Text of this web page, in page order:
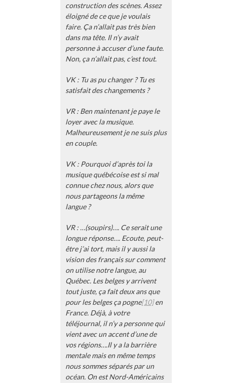
construction des scènes. Assez
éloigné de ce que je voulais
faire. Ça n’allait pas très bien
dans ma tête. Il n’y avait
personne à accuser d’une faute.
Non, ça n’allait pas, c’est tout.
VK : Tu as pu changer ? Tu es
satisfait des changements ?
VR : Ben maintenant je paye le
loyer avec la musique.
Malheureusement je ne suis plus
en couple.
VK : Pourquoi d’après toi la
musique québécoise est si mal
connue chez nous, alors que
nous partageons la même
langue ?
VR : …(soupirs)…. Ce serait une
longue réponse…. Ecoute, peut-
être j’ai tort, mais il y aussi la
vision des français sur comment
on utilise notre langue, au
Québec. Les belges y arrivent
tout juste, ça fait deux ans que
pour les belges ça pogne[10]en
France. Déjà, à votre
téléjournal, il n’y a personne qui
vient avec un accent d’une de
vos régions….Il y a la barrière
mentale mais en même temps
nous sommes séparés par un
océan. On est Nord-Américains